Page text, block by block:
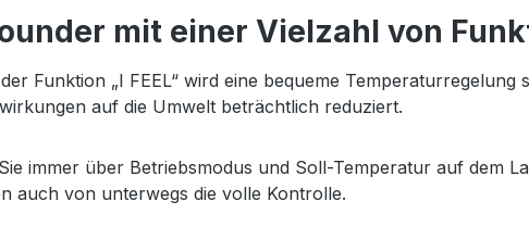
mit einer Vielzahl von
Funktion „I FEEL“ wird eine bequeme Temperaturregelung
auf die Umwelt beträchtlich reduziert.
immer über Betriebsmodus und Soll-Temperatur auf dem
auch von unterwegs die volle Kontrolle.